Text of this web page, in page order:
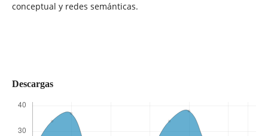
conceptual y redes semánticas.
Descargas